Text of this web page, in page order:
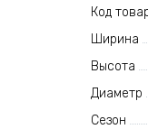
Код
Ширина
Высота
Диаметр
Сезон